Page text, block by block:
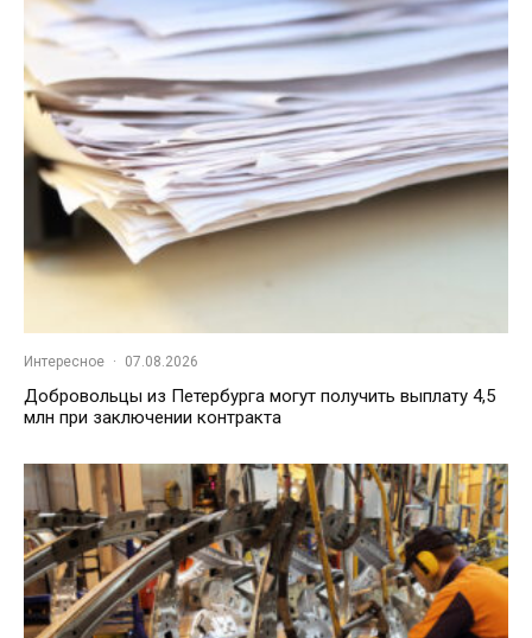
Интересное · 07.08.2026
Добровольцы из Петербурга могут получить выплату 4,5
млн при заключении контракта